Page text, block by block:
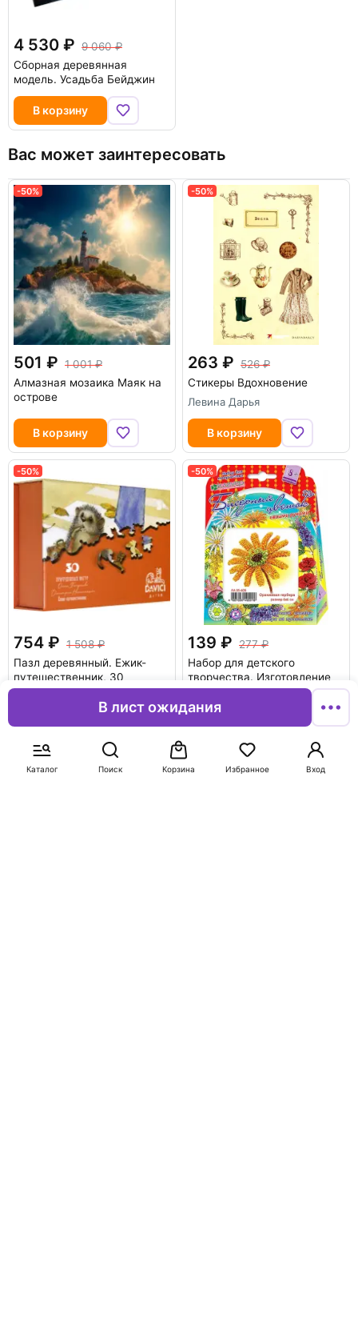
Каталог Поиск Вход
Избранное
Корзина
В лист ожидания
4 530
9 060
Сборная деревянная
модель. Усадьба Бейджин
В корзину
Вас может заинтересовать
-50%
501
1 001
Алмазная мозаика Маяк на
острове
В корзину
-50%
263
526
Стикеры Вдохновение
Левина Дарья
В корзину
-50%
754
1 508
Пазл деревянный. Ежик-
путешественник, 30
деталей
-50%
139
277
Набор для детского
творчества. Изготовление
бисерного цветка
"Оранжевая гербера"
-50% -50%